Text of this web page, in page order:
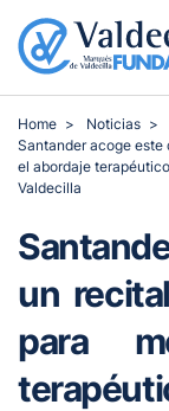
Home
Noticias
Santander acoge este
el abordaje
Valdecilla
un
para